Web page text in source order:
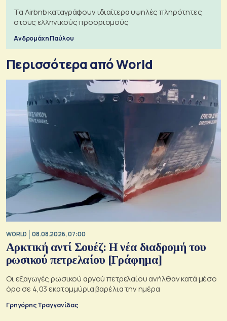
Τα Airbnb καταγράφουν ιδιαίτερα υψηλές πληρότητες
στους ελληνικούς προορισμούς
Ανδρομάχη Παύλου
Περισσότερα από World
WORLD 08.08.2026, 07:00
Αρκτική αντί Σουέζ: Η νέα διαδρομή του
ρωσικού πετρελαίου [Γράφημα]
Οι εξαγωγές ρωσικού αργού πετρελαίου ανήλθαν κατά μέσο
όρο σε 4,03 εκατομμύρια βαρέλια την ημέρα
Γρηγόρης Τραγγανίδας